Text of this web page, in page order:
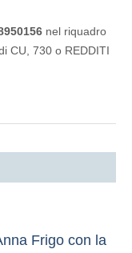
nel riquadro
CU, 730 o REDDITI
Frigo con la